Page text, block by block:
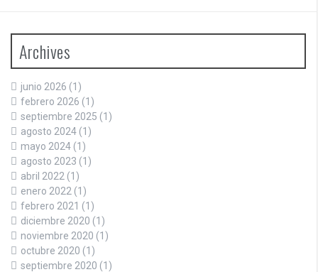
Archives
junio 2026 (1)
febrero 2026 (1)
septiembre 2025 (1)
agosto 2024 (1)
mayo 2024 (1)
agosto 2023 (1)
abril 2022 (1)
enero 2022 (1)
febrero 2021 (1)
diciembre 2020 (1)
noviembre 2020 (1)
octubre 2020 (1)
septiembre 2020 (1)